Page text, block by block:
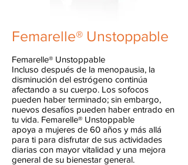
Femarelle® Unstoppable
Femarelle® Unstoppable
Incluso después de la menopausia, la
disminución del estrógeno continúa
afectando a su cuerpo. Los sofocos
pueden haber terminado; sin embargo,
nuevos desafíos pueden haber entrado en
tu vida. Femarelle® Unstoppable
apoya a mujeres de 60 años y más allá
para ti para disfrutar de sus actividades
diarias con mayor vitalidad y una mejora
general de su bienestar general.